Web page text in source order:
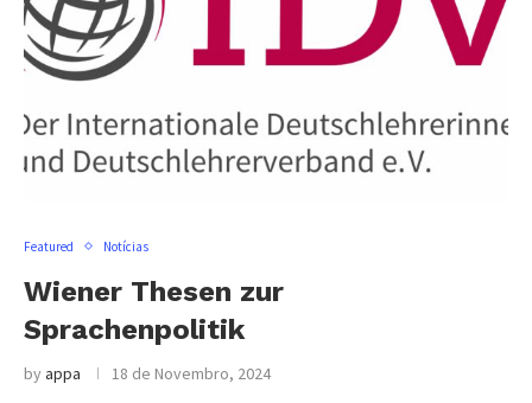
Featured Notícias
Wiener Thesen zur
Sprachenpolitik
byappa 18 de Novembro, 2024